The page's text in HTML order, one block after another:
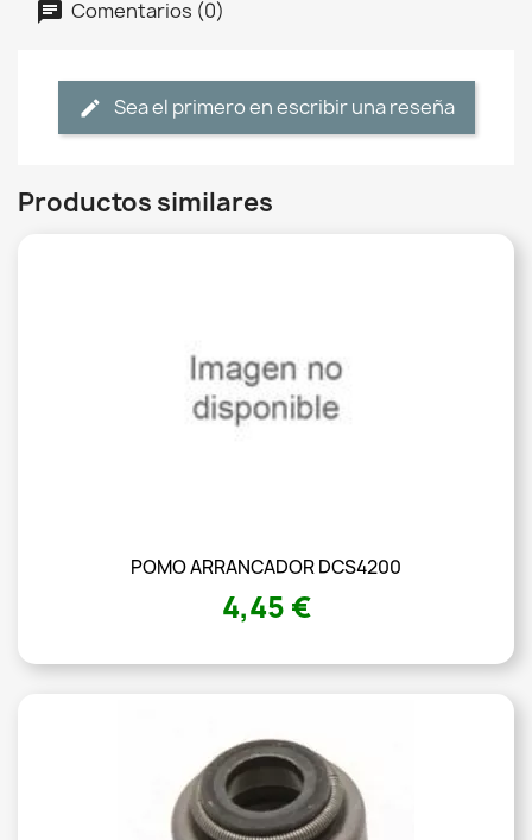
Comentarios (0)
Sea el primero en escribir una reseña
Productos similares
POMO ARRANCADOR DCS4200
4,45 €